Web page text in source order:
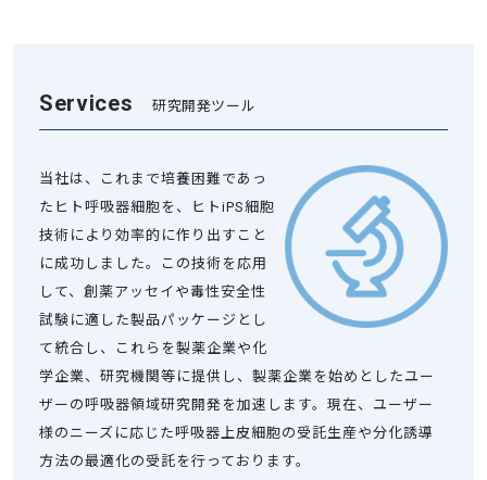
Services 研究開発ツール
当社は、これまで培養困難であっ
たヒト呼吸器細胞を、ヒトiPS細胞
技術により効率的に作り出すこと
に成功しました。この技術を応用
して、創薬アッセイや毒性安全性
試験に適した製品パッケージとし
て統合し、これらを製薬企業や化
学企業、研究機関等に提供し、製薬企業を始めとしたユー
ザーの呼吸器領域研究開発を加速します。現在、ユーザー
様のニーズに応じた呼吸器上皮細胞の受託生産や分化誘導
方法の最適化の受託を行っております。